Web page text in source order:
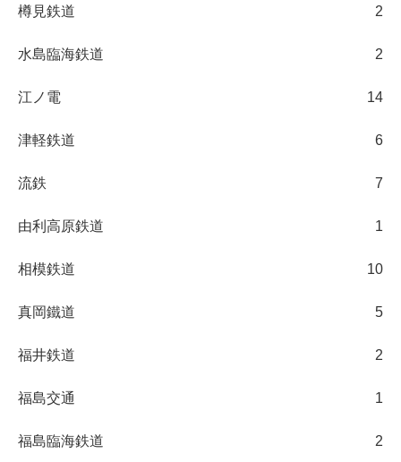
樽見鉄道 2
水島臨海鉄道 2
江ノ電 14
津軽鉄道 6
流鉄 7
由利高原鉄道 1
相模鉄道 10
真岡鐵道 5
福井鉄道 2
福島交通 1
福島臨海鉄道 2